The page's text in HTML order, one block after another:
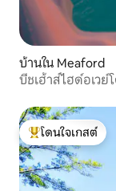
บ้านใน Meaford
บีชเฮ้าส์ไฮด์อเว
โดนใจเกสต์ที่สุด
โดนใจเกสต์